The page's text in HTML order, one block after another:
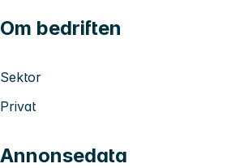
Om bedriften
Sektor
Privat
Annonsedata